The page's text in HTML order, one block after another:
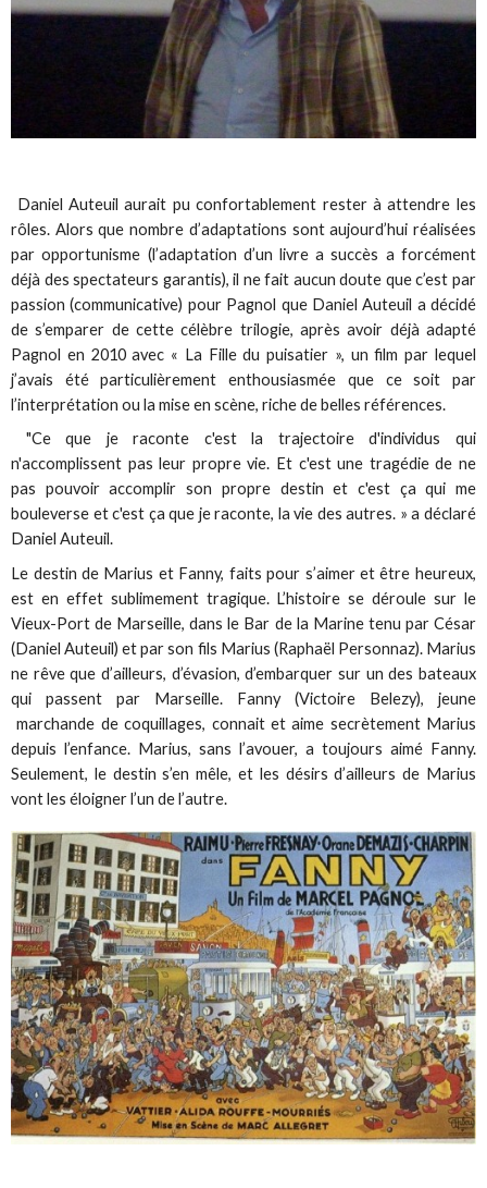
Daniel Auteuil aurait pu confortablement rester à attendre les
rôles. Alors que nombre d’adaptations sont aujourd’hui réalisées
par opportunisme (l’adaptation d’un livre a succès a forcément
déjà des spectateurs garantis), il ne fait aucun doute que c’est par
passion (communicative) pour Pagnol que Daniel Auteuil a décidé
de s’emparer de cette célèbre trilogie, après avoir déjà adapté
Pagnol en 2010 avec « La Fille du puisatier », un film par lequel
j’avais été particulièrement enthousiasmée que ce soit par
l’interprétation ou la mise en scène, riche de belles références.
"Ce que je raconte c'est la trajectoire d'individus qui
n'accomplissent pas leur propre vie. Et c'est une tragédie de ne
pas pouvoir accomplir son propre destin et c'est ça qui me
bouleverse et c'est ça que je raconte, la vie des autres. » a déclaré
Daniel Auteuil.
Le destin de Marius et Fanny, faits pour s’aimer et être heureux,
est en effet sublimement tragique. L’histoire se déroule sur le
Vieux-Port de Marseille, dans le Bar de la Marine tenu par César
(Daniel Auteuil) et par son fils Marius (Raphaël Personnaz). Marius
ne rêve que d’ailleurs, d’évasion, d’embarquer sur un des bateaux
qui passent par Marseille. Fanny (Victoire Belezy), jeune
marchande de coquillages, connait et aime secrètement Marius
depuis l’enfance. Marius, sans l’avouer, a toujours aimé Fanny.
Seulement, le destin s’en mêle, et les désirs d’ailleurs de Marius
vont les éloigner l’un de l’autre.